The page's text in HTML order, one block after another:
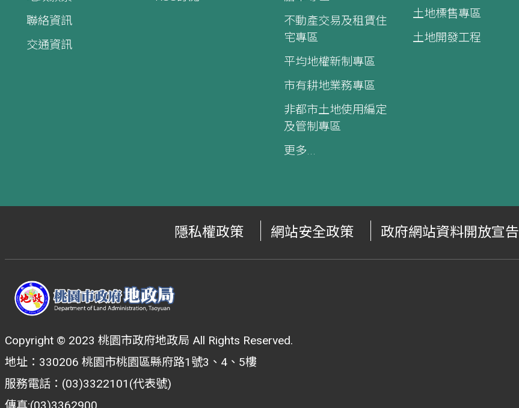
聯絡資訊
交通資訊
不動產交易及租賃住
宅專區
平均地權新制專區
市有耕地業務專區
非都市土地使用編定
及管制專區
更多...
土地標售專區
土地開發工程
隱私權政策 網站安全政策 政府網站資料開放宣告
Copyright © 2023 桃園市政府地政局 All Rights Reserved.
地址：330206 桃園市桃園區縣府路1號3、4、5樓
服務電話：(03)3322101(代表號)